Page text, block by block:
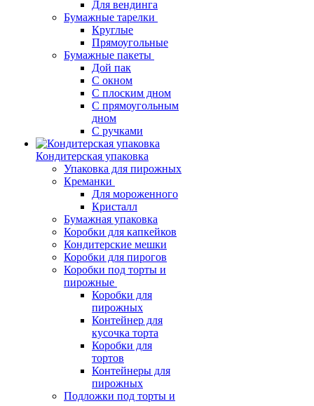
Для вендинга
Бумажные тарелки
Круглые
Прямоугольные
Бумажные пакеты
Дой пак
С окном
С плоским дном
С прямоугольным
дном
С ручками
Кондитерская упаковка
Упаковка для пирожных
Креманки
Для мороженного
Кристалл
Бумажная упаковка
Коробки для капкейков
Кондитерские мешки
Коробки для пирогов
Коробки под торты и
пирожные
Коробки для
пирожных
Контейнер для
кусочка торта
Коробки для
тортов
Контейнеры для
пирожных
Подложки под торты и